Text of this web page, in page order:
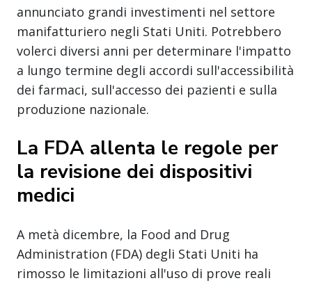
annunciato grandi investimenti nel settore
manifatturiero negli Stati Uniti. Potrebbero
volerci diversi anni per determinare l'impatto
a lungo termine degli accordi sull'accessibilità
dei farmaci, sull'accesso dei pazienti e sulla
produzione nazionale.
La FDA allenta le regole per
la revisione dei dispositivi
medici
A metà dicembre, la Food and Drug
Administration (FDA) degli Stati Uniti ha
rimosso le limitazioni all'uso di prove reali